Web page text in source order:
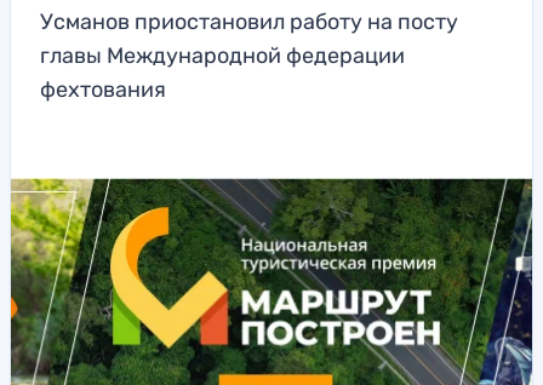
Усманов приостановил работу на посту
главы Международной федерации
фехтования